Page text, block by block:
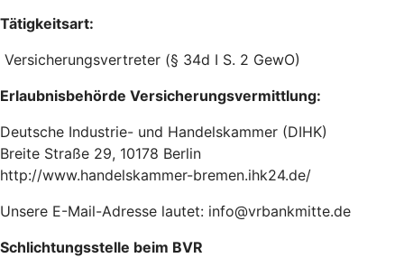
Tätigkeitsart:
Versicherungsvertreter (§ 34d I S. 2 GewO)
Erlaubnisbehörde Versicherungsvermittlung:
Deutsche Industrie- und Handelskammer (DIHK)
Breite Straße 29, 10178 Berlin
http://www.handelskammer-bremen.ihk24.de/
Unsere E-Mail-Adresse lautet: info@vrbankmitte.de
Schlichtungsstelle beim BVR